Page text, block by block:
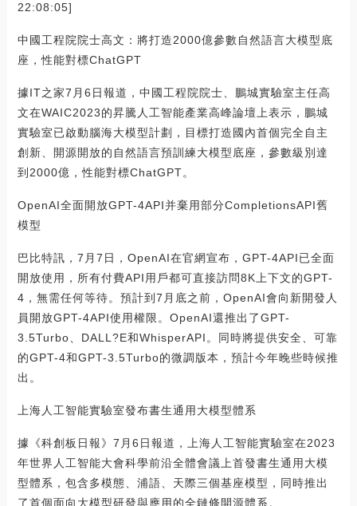
22:08:05]
中國工程院院士高文：將打造2000億參數自然語言大模型底
座，性能對標ChatGPT
據IT之家7月6日報道，中國工程院院士、鵬城實驗室主任高
文在WAIC2023的昇騰人工智能產業高峰論壇上表示，鵬城
實驗室已啟動腦海大模型計劃，目標打造國內首個完全自主
創新、開源開放的自然語言預訓練大模型底座，參數級別達
到2000億，性能對標ChatGPT。
OpenAI全面開放GPT-4API并棄用部分CompletionsAPI舊
模型
巴比特訊，7月7日，OpenAI在官網宣布，GPT-4API已全面
開放使用，所有付費API用戶都可直接訪問8K上下文的GPT-
4，無需任何等待。預計到7月底之前，OpenAI會向新開發人
員開放GPT-4API使用權限。OpenAI還推出了GPT-
3.5Turbo、DALL?E和WhisperAPI。同時將提供安全、可靠
的GPT-4和GPT-3.5Turbo的微調版本，預計今年晚些時候推
出。
上海人工智能實驗室發布書生通用大模型體系
據《科創板日報》7月6日報道，上海人工智能實驗室在2023
年世界人工智能大會科學前沿全體會議上首發書生通用大模
型體系，包含多模態、浦語、天際三個基座模型，同時推出
了首個面向大模型研發與應用的全鏈條開源體系。